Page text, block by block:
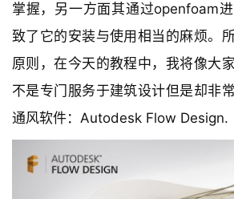
掌握，另一方面其通过openfoam
致了它的安装与使用相当的麻烦。
原则，在今天的教程中，我将像大
不是专门服务于建筑设计但是却非
通风软件：Autodesk Flow Design.